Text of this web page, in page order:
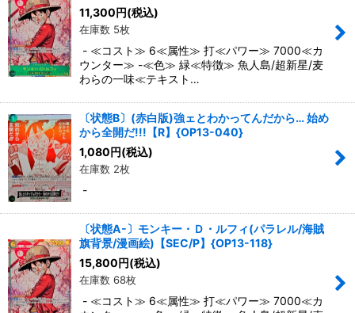
11,300円(税込)
在庫数 5枚
- ≪コスト≫ 6≪属性≫ 打≪パワー≫ 7000≪カ
ウンター≫ -≪色≫ 緑≪特徴≫ 魚人島/超新星/麦
わらの一味≪テキスト…
〔状態B〕(赤白版)強ェとわかってんだから… 始め
から全開だ!!!【R】{OP13-040}
1,080円(税込)
在庫数 2枚
-
〔状態A-〕モンキー・Ｄ・ルフィ(パラレル/海賊
旗背景/漫画絵)【SEC/P】{OP13-118}
15,800円(税込)
在庫数 68枚
- ≪コスト≫ 6≪属性≫ 打≪パワー≫ 7000≪カ